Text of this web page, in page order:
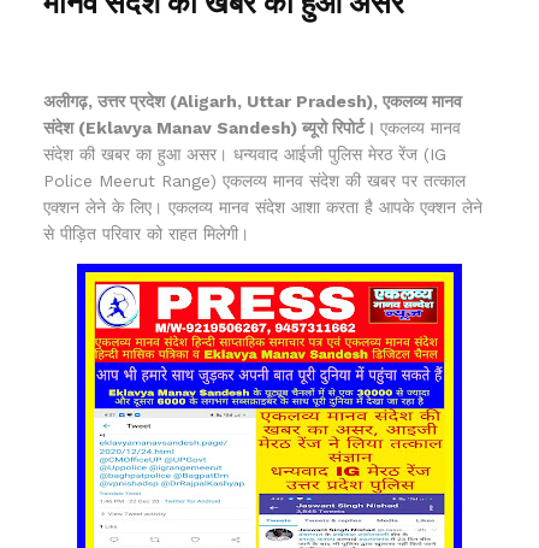
अलीगढ़, उत्तर प्रदेश (Aligarh, Uttar Pradesh), एकलव्य मानव
संदेश (Eklavya Manav Sandesh) ब्यूरो रिपोर्ट। एकलव्य मानव
संदेश की खबर का हुआ असर। धन्यवाद आईजी पुलिस मेरठ रेंज (IG
Police Meerut Range) एकलव्य मानव संदेश की खबर पर तत्काल
एक्शन लेने के लिए। एकलव्य मानव संदेश आशा करता है आपके एक्शन लेने
से पीड़ित परिवार को राहत मिलेगी।